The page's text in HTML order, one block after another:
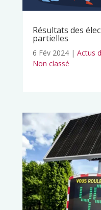
Résultats des
partielles
6 Fév 2024| Actus
Non classé